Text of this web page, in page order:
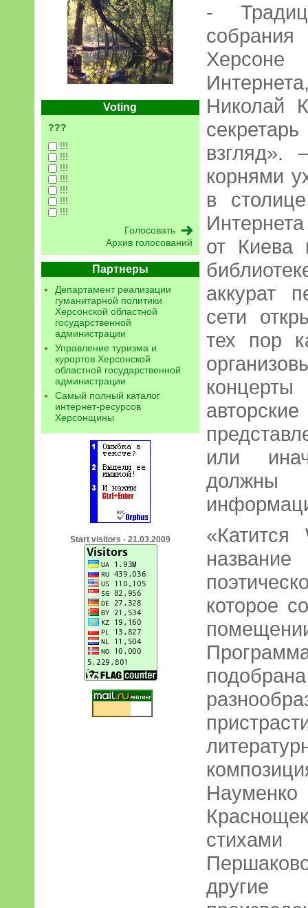
Voting
???
!!!
!!!
!!!
!!!
!!!
!!!
!!!
Архив голосований
Партнеры
Департамент реализации
гуманитарной политики
Херсонской областной
государственной
администрации
Управление туризма и
курортов Херсонской
областной государственной
администрации
Самый полный каталог
интернет-ресурсов
Херсонщины
Start visitors - 21.03.2009
-
Николай
взгляд».
корнями
в
от Киева
аккурат
сети
тех пор
или
«Катится
название
которое
стихами